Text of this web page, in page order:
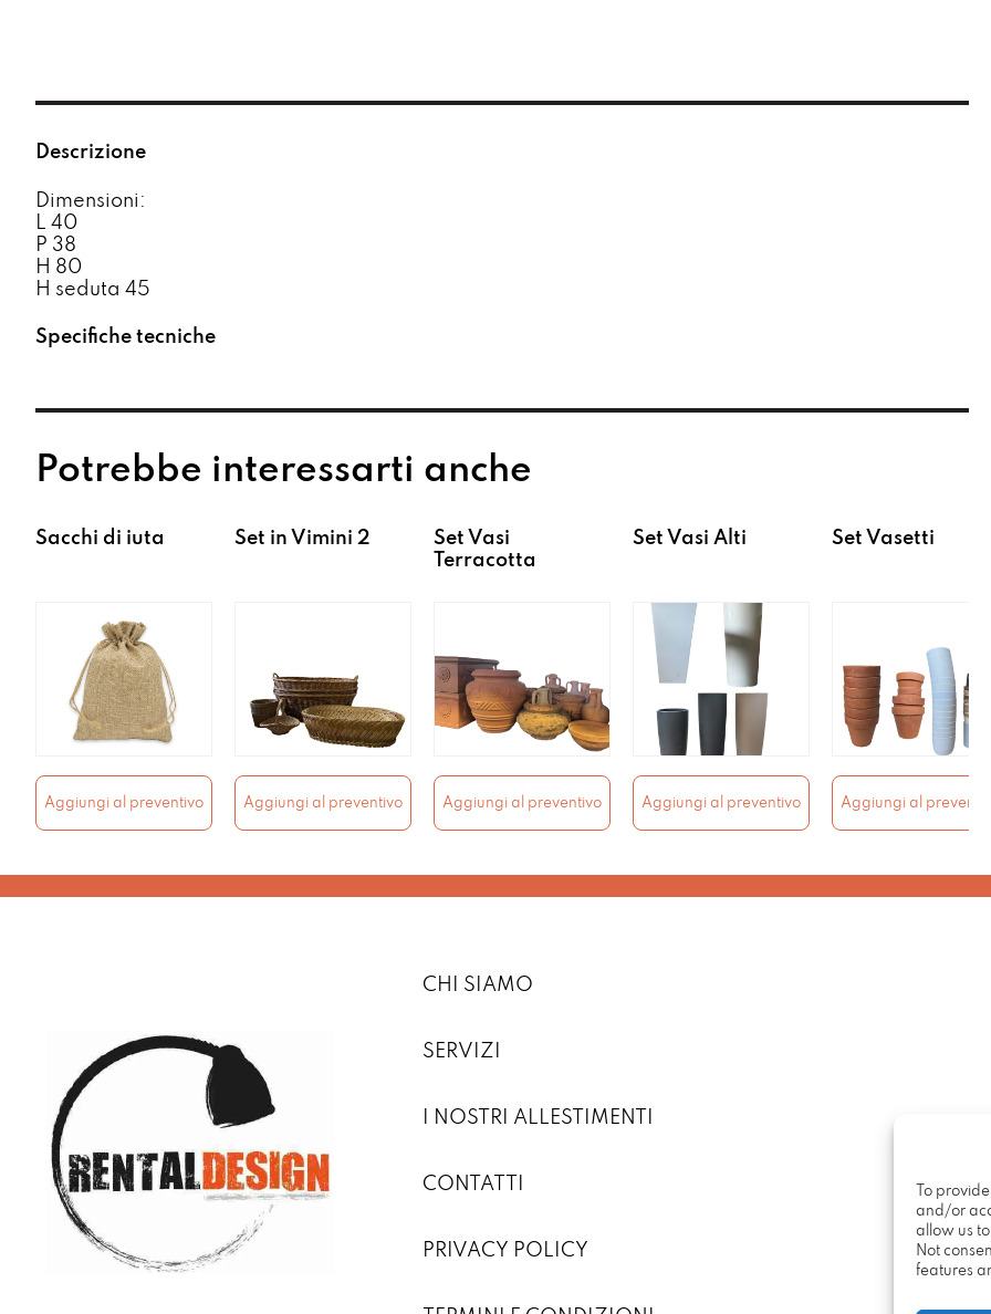
To
and/or
allow us
Not
features
Descrizione
Dimensioni:
L 40
P 38
H 80
H seduta 45
Specifiche tecniche
Potrebbe interessarti anche
Sacchi di iuta
Aggiungi al preventivo
Set in Vimini 2
Aggiungi al preventivo
Set Vasi
Terracotta
Aggiungi al preventivo
Set Vasi Alti
Aggiungi al preventivo
Set Vasetti
Aggiungi al
CHI SIAMO
SERVIZI
I NOSTRI ALLESTIMENTI
CONTATTI
PRIVACY POLICY